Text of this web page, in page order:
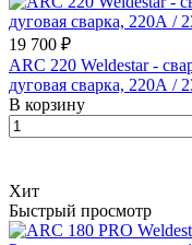
19 700 ₽
ARC 220 Weldestar -
дуговая сварка, 220А /
В корзину
Хит
Быстрый просмотр